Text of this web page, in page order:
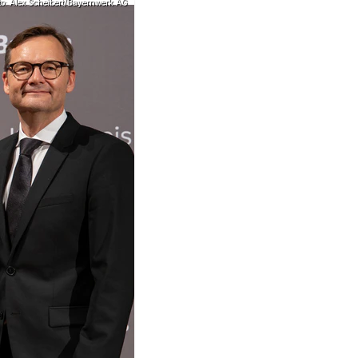
Alex Scheibert/Bayernwerk AG